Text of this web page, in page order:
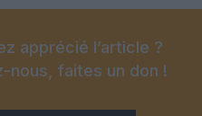
apprécié l’article ?
nous, faites un don !